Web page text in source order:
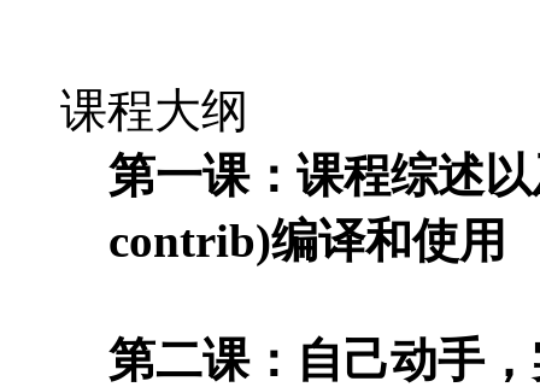
课程大纲
第一课：课程综述
contrib)编译和使用
第二课：自己动手